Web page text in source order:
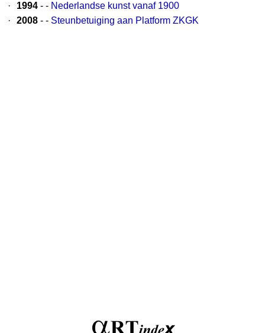
·
1994 - - Nederlandse kunst vanaf 1900
·
2008 - - Steunbetuiging aan Platform ZKGK